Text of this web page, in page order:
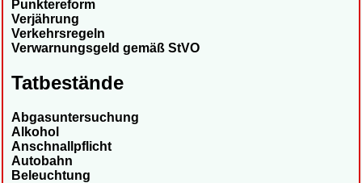
Punktereform
Verjährung
Verkehrsregeln
Verwarnungsgeld gemäß StVO
Tatbestände
Abgasuntersuchung
Alkohol
Anschnallpflicht
Autobahn
Beleuchtung